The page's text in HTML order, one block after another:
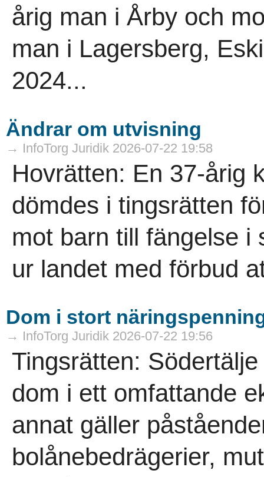
årig man i Årby och
man i Lagersberg,
2024...
Ändrar om utvisning
→ InfoTorg Juridik 2026-07-22 19:58
Hovrätten: En 37-årig
dömdes i tingsrätten
mot barn till fängelse i
ur landet med förbud
Dom i stort
→ InfoTorg Juridik 2026-07-22 19:56
Tingsrätten:
dom i ett omfattande
annat gäller
bolånebedrägerier,